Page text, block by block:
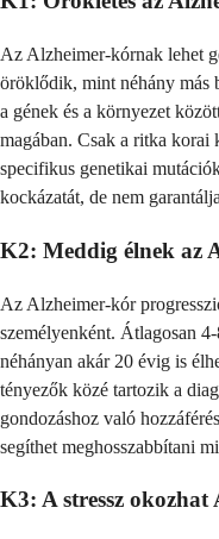
Az Alzheimer-kórnak lehet
öröklődik, mint néhány más
a gének és a környezet
magában. Csak a ritka
specifikus genetikai
kockázatát, de nem
K2: Meddig élnek az
Az Alzheimer-kór
személyenként. Átlagosan
néhányan akár 20 évig is
tényezők közé tartozik a
gondozáshoz való
segíthet meghosszabbítani
K3: A stressz okozhat